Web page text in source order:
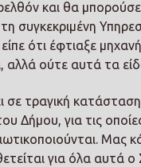
και θα μπορούσε
συγκεκριμένη
ότι έφτιαξε
αλλά ούτε αυτά τα
σε τραγική κατάσταση
Δήμου, για τις
Μας
για όλα αυτά ο